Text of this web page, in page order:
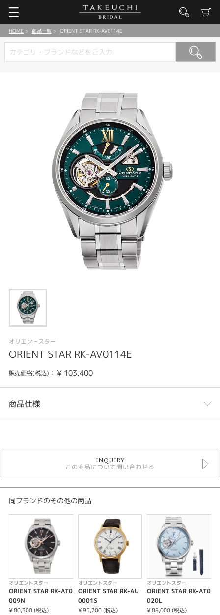
HOME 商品一覧 ORIENT STAR RK-AV0114E
オリエントスター
ORIENT STAR RK-AV0114E
販売価格(税込)： ¥ 103,400
商品仕様
時計
10気圧防水
自動巻き（オートマティック）
手巻き
金属ベルト
その他文字盤
オリエントスター
腕時計
ORIENT STAR
INQUIRY
この商品について問い合わせる
同ブランドのその他の商品
オリエントスター
ORIENT STAR RK-AT0
009N
¥ 80,300 (税込)
オリエントスター
ORIENT STAR RK-AU
0001S
¥ 95,700 (税込)
オリエントスター
ORIENT STAR RK-AT0
020L
¥ 88,000 (税込)